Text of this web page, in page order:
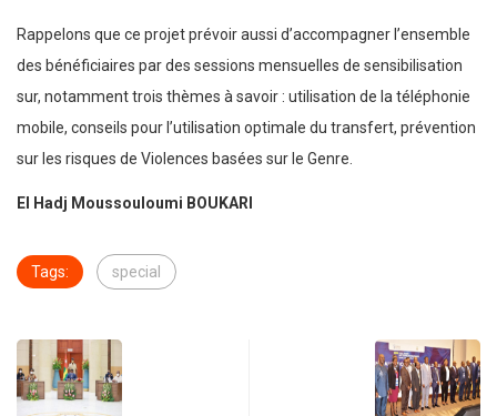
Rappelons que ce projet prévoir aussi d’accompagner l’ensemble
des bénéficiaires par des sessions mensuelles de sensibilisation
sur, notamment trois thèmes à savoir : utilisation de la téléphonie
mobile, conseils pour l’utilisation optimale du transfert, prévention
sur les risques de Violences basées sur le Genre.
El Hadj Moussouloumi BOUKARI
Tags: special